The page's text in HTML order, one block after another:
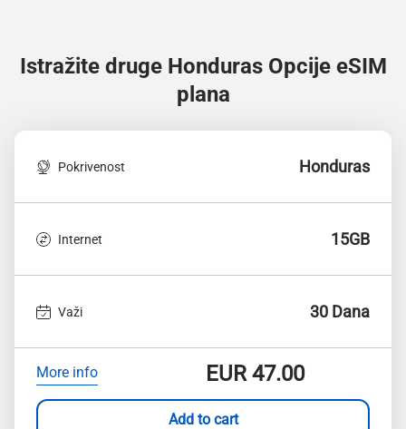
Istražite druge Honduras Opcije eSIM
plana
Pokrivenost Honduras
Internet 15GB
Važi 30 Dana
More info EUR47.00
Add to cart